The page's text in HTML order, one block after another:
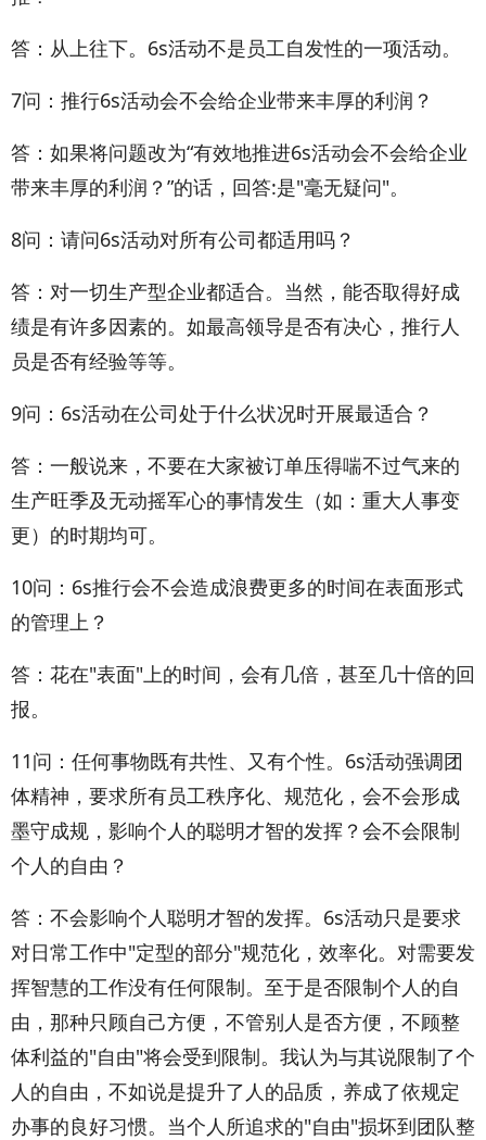
答：从上往下。6s活动不是员工自发性的一项活动。
7问：推行6s活动会不会给企业带来丰厚的利润？
答：如果将问题改为“有效地推进6s活动会不会给企业
带来丰厚的利润？”的话，回答:是"毫无疑问"。
8问：请问6s活动对所有公司都适用吗？
答：对一切生产型企业都适合。当然，能否取得好成
绩是有许多因素的。如最高领导是否有决心，推行人
员是否有经验等等。
9问：6s活动在公司处于什么状况时开展最适合？
答：一般说来，不要在大家被订单压得喘不过气来的
生产旺季及无动摇军心的事情发生（如：重大人事变
更）的时期均可。
10问：6s推行会不会造成浪费更多的时间在表面形式
的管理上？
答：花在"表面"上的时间，会有几倍，甚至几十倍的回
报。
11问：任何事物既有共性、又有个性。6s活动强调团
体精神，要求所有员工秩序化、规范化，会不会形成
墨守成规，影响个人的聪明才智的发挥？会不会限制
个人的自由？
答：不会影响个人聪明才智的发挥。6s活动只是要求
对日常工作中"定型的部分"规范化，效率化。对需要发
挥智慧的工作没有任何限制。至于是否限制个人的自
由，那种只顾自己方便，不管别人是否方便，不顾整
体利益的"自由"将会受到限制。我认为与其说限制了个
人的自由，不如说是提升了人的品质，养成了依规定
办事的良好习惯。当个人所追求的"自由"损坏到团队整